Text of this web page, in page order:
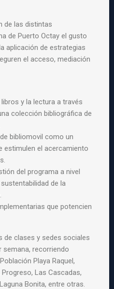
de las distintas
de Puerto Octay el gusto
aplicación de estrategias
el acceso, mediación
y la lectura a través
colección bibliográfica de
bibliomovil como un
estimulen el acercamiento
del programa a nivel
de la
que potencien
de clases y sedes sociales
semana, recorriendo
Playa Raquel,
Las Cascadas,
Bonita, entre otras.